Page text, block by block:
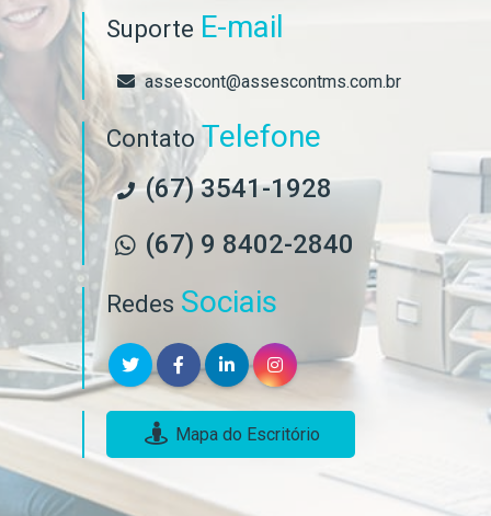
Suporte E-mail
assescont@assescontms.com.br
Contato Telefone
(67) 3541-1928
(67) 9 8402-2840
Redes Sociais
Mapa do Escritório